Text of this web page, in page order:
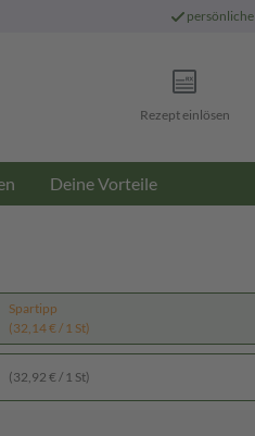
persönliche
Rezept einlösen
Deine Vorteile
Spartipp
(32,14 € / 1 St)
(32,92 € / 1 St)